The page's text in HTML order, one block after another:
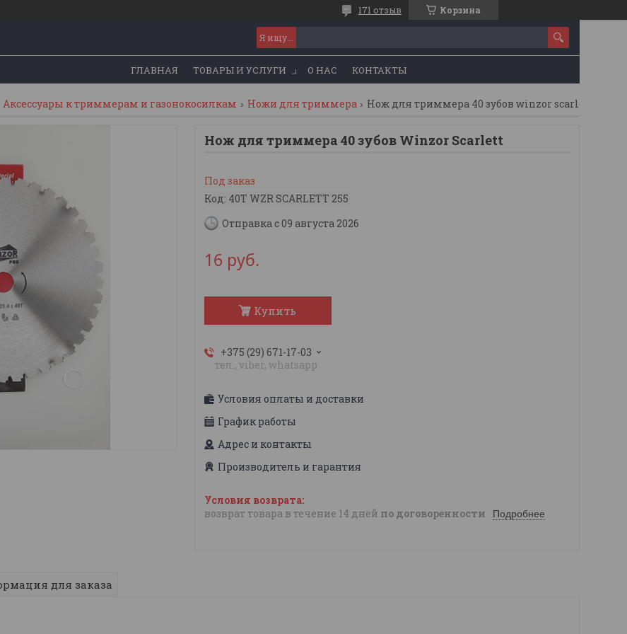
Корзина
171 отзыв
ГЛАВНАЯ ТОВАРЫ И УСЛУГИ О НАС КОНТАКТЫ
Аксессуары к триммерам и газонокосилкам Ножи для триммера Нож для триммера 40 зубов winzor scarlett
Нож для триммера 40 зубов Winzor Scarlett
Под заказ
Код: 40T WZR SCARLETT 255
Отправка с 09 августа 2026
16 руб.
Купить
+375 (29) 671-17-03
тел., viber, whatsapp
Условия оплаты и доставки
График работы
Адрес и контакты
Производитель и гарантия
возврат товара в течение 14 дней по договоренности Подробнее
для заказа